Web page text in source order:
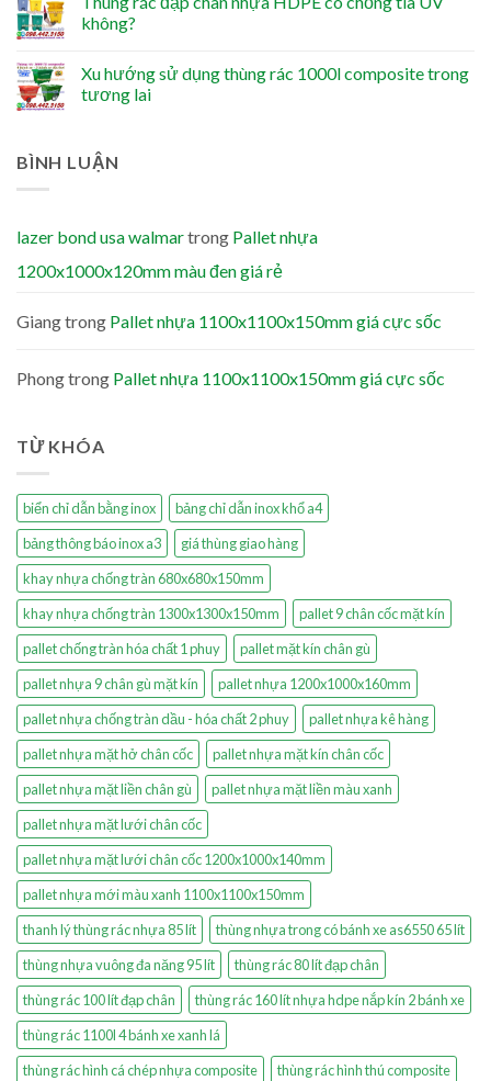
không?
Xu hướng sử dụng thùng rác 1000l composite trong
tương lai
BÌNH LUẬN
lazer bond usa walmartrong Pallet nhựa
1200x1000x120mm màu đen giá rẻ
Giangtrong Pallet nhựa 1100x1100x150mm giá cực sốc
Phongtrong Pallet nhựa 1100x1100x150mm giá cực sốc
TỪ KHÓA
biển chỉ dẫn bằng inox
bảng chỉ dẫn inox khổ a4
bảng thông báo inox a3
giá thùng giao hàng
khay nhựa chống tràn 680x680x150mm
khay nhựa chống tràn 1300x1300x150mm
pallet 9 chân cốc mặt kín
pallet chống tràn hóa chất 1 phuy
pallet mặt kín chân gù
pallet nhựa 9 chân gù mặt kín
pallet nhựa 1200x1000x160mm
pallet nhựa chống tràn dầu - hóa chất 2 phuy
pallet nhựa kê hàng
pallet nhựa mặt hở chân cốc
pallet nhựa mặt kín chân cốc
pallet nhựa mặt liền chân gù
pallet nhựa mặt liền màu xanh
pallet nhựa mặt lưới chân cốc
pallet nhựa mặt lưới chân cốc 1200x1000x140mm
pallet nhựa mới màu xanh 1100x1100x150mm
thanh lý thùng rác nhựa 85 lít
thùng nhựa trong có bánh xe as6550 65 lít
thùng nhựa vuông đa năng 95 lít
thùng rác 80 lít đạp chân
thùng rác 100 lít đạp chân
thùng rác 160 lít nhựa hdpe nắp kín 2 bánh xe
thùng rác 1100l 4 bánh xe xanh lá
thùng rác hình cá chép nhựa composite
thùng rác hình thú composite